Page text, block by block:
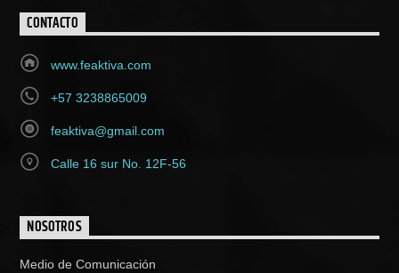
CONTACTO
www.feaktiva.com
+57 3238865009
feaktiva@gmail.com
Calle 16 sur No. 12F-56
NOSOTROS
Medio de Comunicación